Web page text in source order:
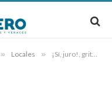
» Locales » ¡Sí, juro!, grito a la bandera en todo el Ecuador